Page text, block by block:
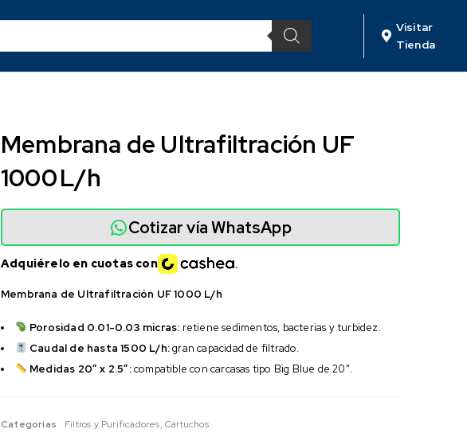
Visitar
Tienda
Membrana de Ultrafiltración UF
1000 L/h
Membrana de Ultrafiltración UF 1000 L/h
Porosidad 0.01-0.03 micras: retiene sedimentos, bacterias y turbidez.
Caudal de hasta 1500 L/h:gran capacidad de filtrado.
Medidas 20″ x 2.5″:compatible con carcasas tipo Big Blue de 20″.
Cotizar vía WhatsApp
Adquiérelo en cuotas con
Categorias Filtros y Purificadores,Cartuchos